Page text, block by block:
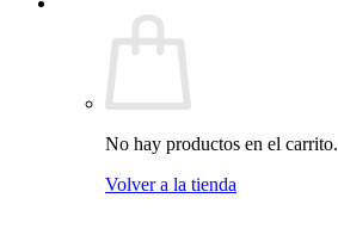
No hay productos en el carrito.
Volver a la tienda